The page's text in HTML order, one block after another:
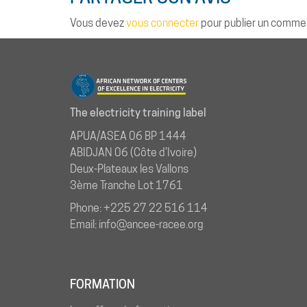
Vous devezvous connecter pour publier un
The electricity training label
APUA/ASEA 06 BP 1444
ABIDJAN 06 (Côte d’Ivoire)
Deux-Plateaux les Vallons
3ème Tranche Lot 1761
Phone: +225 27 22 516 114
Email: info@ancee-racee.org
FORMATION